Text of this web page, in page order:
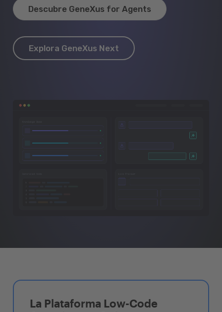
Descubre GeneXus for Agents
Explora GeneXus Next
La Plataforma Low-Code